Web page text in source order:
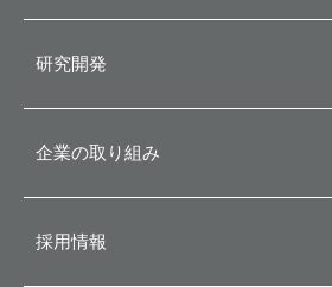
会社概要
沿革
研究開発
企業の取り組み
採用情報